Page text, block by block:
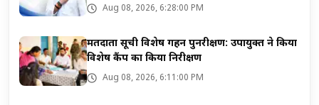
Aug 08, 2026, 6:28:00 PM
मतदाता सूची विशेष गहन पुनरीक्षण: उपायुक्त ने किया
विशेष कैंप का किया निरीक्षण
Aug 08, 2026, 6:11:00 PM